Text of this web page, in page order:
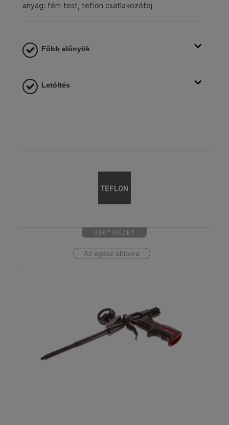
anyag: fém test, teflon csatlakozófej
Főbb előnyök
Letöltés
360° NÉZET
Az egész ablakra